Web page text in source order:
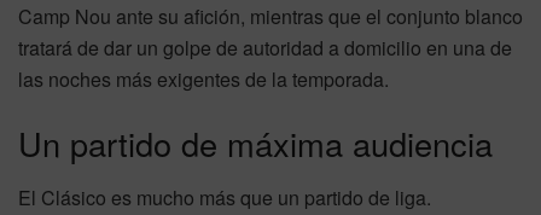
Camp Nou ante su afición, mientras que el conjunto blanco
tratará de dar un golpe de autoridad a domicilio en una de
las noches más exigentes de la temporada.
Un partido de máxima audiencia
El Clásico es mucho más que un partido de liga.